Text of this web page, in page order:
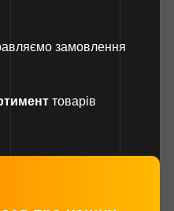
замовлення
товарів